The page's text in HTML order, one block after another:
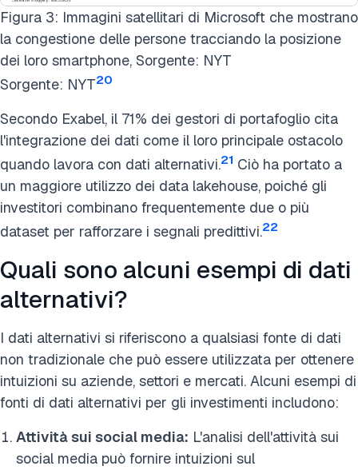
Figura 3: Immagini satellitari di Microsoft che mostrano
la congestione delle persone tracciando la posizione
dei loro smartphone, Sorgente: NYT
Sorgente: NYT20
Secondo Exabel, il 71% dei gestori di portafoglio cita
l'integrazione dei dati come il loro principale ostacolo
quando lavora con dati alternativi.21 Ciò ha portato a
un maggiore utilizzo dei data lakehouse, poiché gli
investitori combinano frequentemente due o più
dataset per rafforzare i segnali predittivi.22
Quali sono alcuni esempi di dati
alternativi?
I dati alternativi si riferiscono a qualsiasi fonte di dati
non tradizionale che può essere utilizzata per ottenere
intuizioni su aziende, settori e mercati. Alcuni esempi di
fonti di dati alternativi per gli investimenti includono:
Attività sui social media: L'analisi dell'attività sui
social media può fornire intuizioni sul